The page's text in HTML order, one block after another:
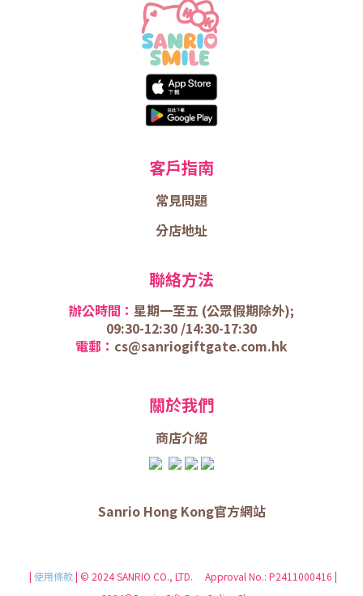
客戶指南
常見問題
分店地址
聯絡方法
辦公時間： 星期一至五 (公眾假期除外);
09:30-12:30 /14:30-17:30
電郵： cs@sanriogiftgate.com.hk
關於我們
商店介紹
Sanrio Hong Kong官方網站
| 使用條款| © 2024 SANRIO CO., LTD. Approval No.: P2411000416 |